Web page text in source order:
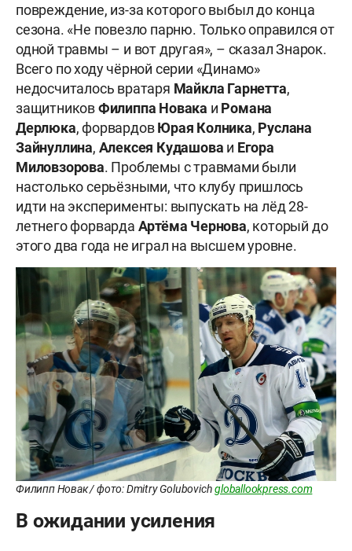
повреждение, из-за которого выбыл до конца
сезона. «Не повезло парню. Только оправился от
одной травмы – и вот другая», – сказал Знарок.
Всего по ходу чёрной серии «Динамо»
недосчиталось вратаря Майкла Гарнетта,
защитниковФилиппа Новака и Романа
Дерлюка, форвардовЮрая Колника, Руслана
Зайнуллина, Алексея Кудашова и Егора
Миловзорова. Проблемы с травмами были
настолько серьёзными, что клубу пришлось
идти на эксперименты: выпускать на лёд 28-
летнего форварда Артёма Чернова, который до
этого два года не играл на высшем уровне.
Филипп Новак / фото: Dmitry Golubovichgloballookpress.com
В ожидании усиления